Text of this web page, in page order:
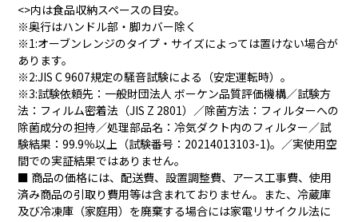
<>内は食品収納スペースの目安。
※奥行はハンドル部・脚カバー除く
※1:オーブンレンジのタイプ・サイズによっては置けない場合が
あります。
※2:JIS C 9607規定の騒音試験による（安定運転時）。
※3:試験依頼先：一般財団法人 ボーケン品質評価機構／試験方
法：フィルム密着法（JIS Z 2801）／除菌方法：フィルターへの
除菌成分の担持／処理部品名：冷気ダクト内のフィルター／試
験結果：99.9％以上（試験番号：20214013103-1)。／実使用空
間での実証結果ではありません。
■ 商品の価格には、配送費、設置調整費、アース工事費、使用
済み商品の引取り費用等は含まれておりません。また、冷蔵庫
及び冷凍庫（家庭用）を廃棄する場合には家電リサイクル法に